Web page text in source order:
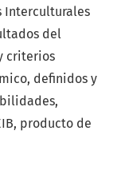
Interculturales
del
criterios
definidos y
producto de